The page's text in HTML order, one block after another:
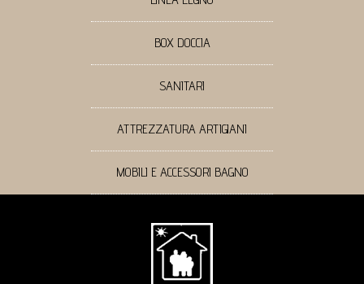
BOX DOCCIA
SANITARI
ATTREZZATURA ARTIGIANI
MOBILI E ACCESSORI BAGNO